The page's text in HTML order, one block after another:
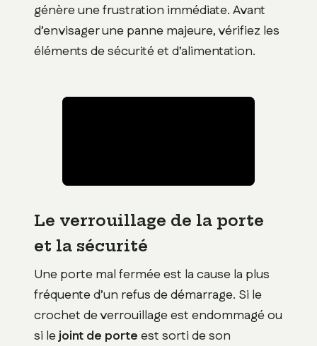
génère une frustration immédiate. Avant
d’envisager une panne majeure, vérifiez les
éléments de sécurité et d’alimentation.
Le verrouillage de la porte
et la sécurité
Une porte mal fermée est la cause la plus
fréquente d’un refus de démarrage. Si le
crochet de verrouillage est endommagé ou
si lejoint de porteest sorti de son